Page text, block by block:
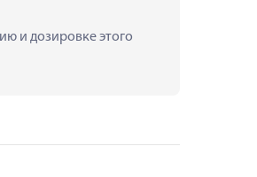
и дозировке этого